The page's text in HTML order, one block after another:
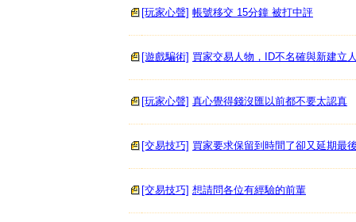
[玩家心聲] 帳號移交 15分鐘 被打中評
[遊戲騙術] 買家交易人物，ID不名確與新建立
[玩家心聲] 真心覺得錢沒匯以前都不要太認真
[交易技巧] 買家要求保留到時間了卻又延期最
[交易技巧] 想請問各位有經驗的前輩